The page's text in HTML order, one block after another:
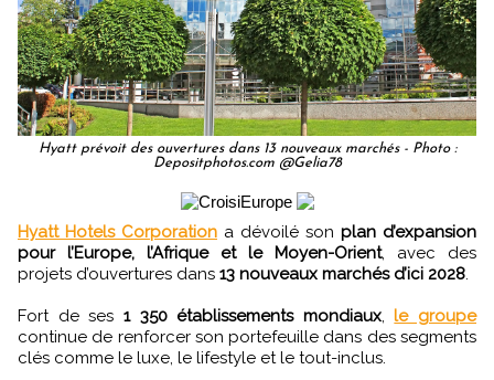
Hyatt prévoit des ouvertures dans 13 nouveaux marchés - Photo :
Depositphotos.com @Gelia78
Hyatt Hotels Corporation a dévoilé son plan d’expansion
pour l’Europe, l’Afrique et le Moyen-Orient, avec des
projets d’ouvertures dans 13 nouveaux marchés d’ici 2028.
Fort de ses 1 350 établissements mondiaux,le groupe
continue de renforcer son portefeuille dans des segments
clés comme le luxe, le lifestyle et le tout-inclus.